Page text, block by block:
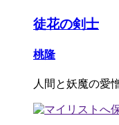
徒花の剣士
桃隆
人間と妖魔の愛